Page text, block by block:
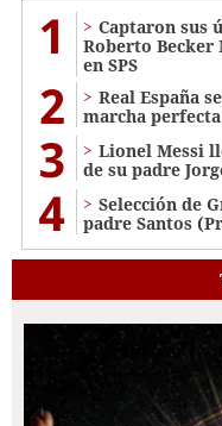
1
Captaron sus
Roberto Becker
en SPS
2
Real España
marcha
3
Lionel Messi
de su padre
4
Selección de
padre Santos